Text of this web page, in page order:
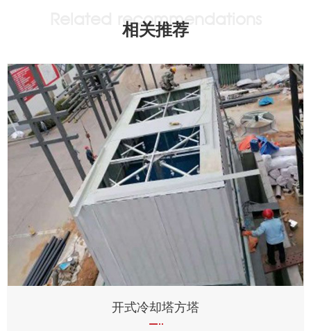
相关推荐
开式冷却塔方塔